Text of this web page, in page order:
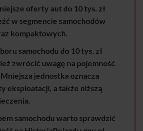
oferty aut do 10 tys. zł
w segmencie samochodów
kompaktowych.
samochodu do 10 tys. zł
zwrócić uwagę na pojemność
jednostka oznacza
eksploatacji, a także niższą
samochodu warto sprawdzić